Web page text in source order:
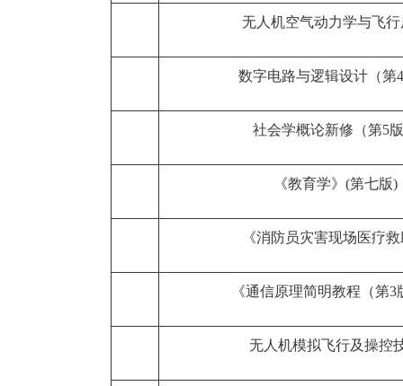
无人机空气动力学与飞
数字电路与逻辑设计（第
社会学概论新修（第5
《教育学》(第七版)
《消防员灾害现场医疗
《通信原理简明教程（第3
无人机模拟飞行及操控